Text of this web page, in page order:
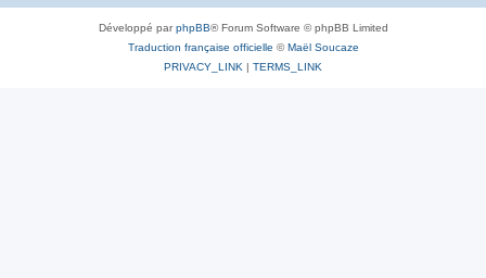
r
Développé parphpBB® Forum Software © phpBB Limited
Traduction française officielle ©Maël Soucaze
PRIVACY_LINK | TERMS_LINK